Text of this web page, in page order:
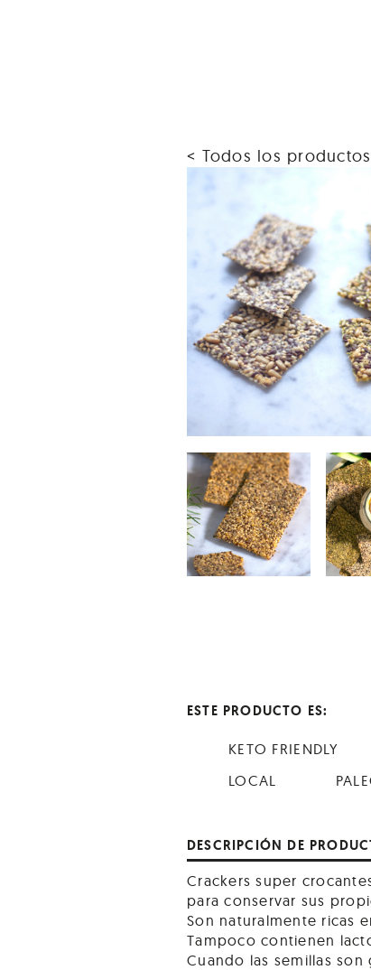
< Todos los productos
ESTE PRODUCTO ES:
KETO FRIENDLY
LOCAL
DESCRIPCIÓN DE
Crackers super
para conservar sus
Son naturalmente ricas
Tampoco contienen
Cuando las semillas